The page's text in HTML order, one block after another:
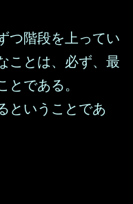
つ階段を上ってい
ことは、必ず、最
とである。
ということであ